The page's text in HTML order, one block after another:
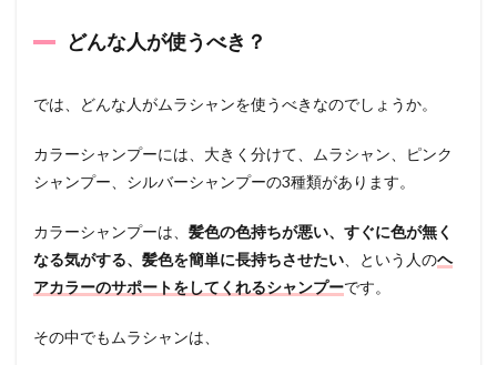
うが
良
1.6
シャ
ン選
びに
すべ
き髪
質や
髪色
ムラ
どんな人が使うべき？
では、どんな人がムラシャンを使うべきなのでしょうか。
カラーシャンプーには、大きく分けて、ムラシャン、ピンク
シャンプー、シルバーシャンプーの3種類があります。
カラーシャンプーは、 髪色の色持ちが悪い、すぐに色が無く
なる気がする、髪色を簡単に長持ちさせたい 、という人のヘ
アカラーのサポートをしてくれるシャンプーです。
その中でもムラシャンは、